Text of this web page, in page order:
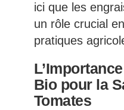
ici que les
un rôle crucial
pratiques
Bio pour la
Tomates